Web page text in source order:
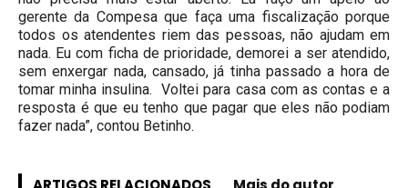
gerente da Compesa que faça uma fiscalização porque
todos os atendentes riem das pessoas, não ajudam em
nada. Eu com ficha de prioridade, demorei a ser atendido,
sem enxergar nada, cansado, já tinha passado a hora de
tomar minha insulina. Voltei para casa com as contas e a
resposta é que eu tenho que pagar que eles não podiam
fazer nada”, contou Betinho.